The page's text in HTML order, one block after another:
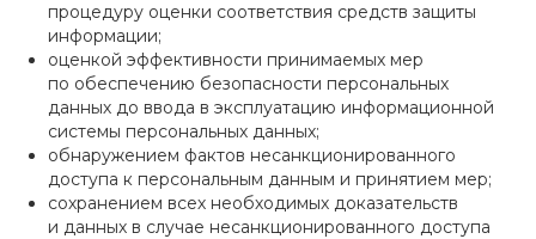
процедуру оценки соответствия средств защиты
информации;
оценкой эффективности принимаемых мер
по обеспечению безопасности персональных
данных до ввода в эксплуатацию информационной
системы персональных данных;
обнаружением фактов несанкционированного
доступа к персональным данным и принятием мер;
сохранением всех необходимых доказательств
и данных в случае несанкционированного доступа